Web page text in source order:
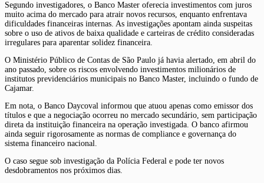
Segundo investigadores, o Banco Master oferecia investimentos com juros
muito acima do mercado para atrair novos recursos, enquanto enfrentava
dificuldades financeiras internas. As investigações apontam ainda suspeitas
sobre o uso de ativos de baixa qualidade e carteiras de crédito consideradas
irregulares para aparentar solidez financeira.
O Ministério Público de Contas de São Paulo já havia alertado, em abril do
ano passado, sobre os riscos envolvendo investimentos milionários de
institutos previdenciários municipais no Banco Master, incluindo o fundo de
Cajamar.
Em nota, o Banco Daycoval informou que atuou apenas como emissor dos
títulos e que a negociação ocorreu no mercado secundário, sem participação
direta da instituição financeira na operação investigada. O banco afirmou
ainda seguir rigorosamente as normas de compliance e governança do
sistema financeiro nacional.
O caso segue sob investigação da Polícia Federal e pode ter novos
desdobramentos nos próximos dias.